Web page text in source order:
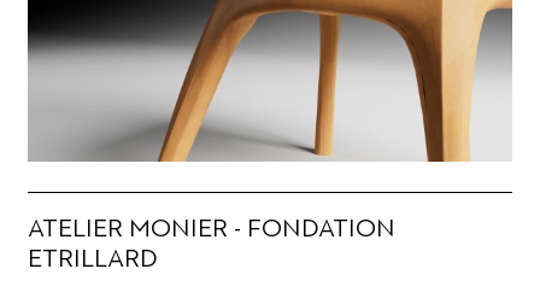
ATELIER MONIER - FONDATION
ETRILLARD